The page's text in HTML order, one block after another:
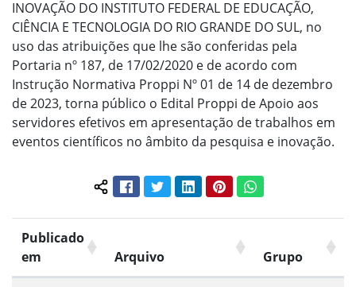
INOVAÇÃO DO INSTITUTO FEDERAL DE EDUCAÇÃO,
CIÊNCIA E TECNOLOGIA DO RIO GRANDE DO SUL, no
uso das atribuições que lhe são conferidas pela
Portaria nº 187, de 17/02/2020 e de acordo com
Instrução Normativa Proppi Nº 01 de 14 de dezembro
de 2023, torna público o Edital Proppi de Apoio aos
servidores efetivos em apresentação de trabalhos em
eventos científicos no âmbito da pesquisa e inovação.
Compartilhar conteúdo:
FacebookTwitterLinkedInPinterestWhatsApp
Publicado
em
Arquivo Grupo